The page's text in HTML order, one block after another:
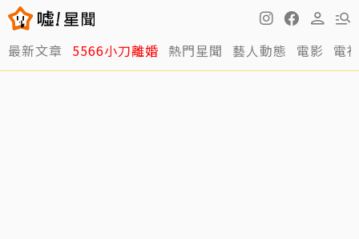
最新文章 5566小刀離婚 熱門星聞 藝人動態 電影 電